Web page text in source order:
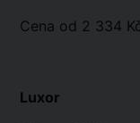
Cena od 2 334
Luxor